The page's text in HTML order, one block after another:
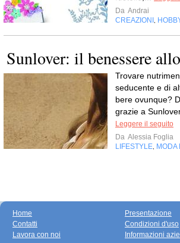
Da Andrai
CREAZIONI ,
Sunlover: il benessere
Trovare
seducente e di
bere ovunque?
grazie a
Leggere il seguito
Da Alessia Foglia
LIFESTYLE, MODA
Home
Contatti
Lavora con noi
Presentazione
Condizioni d'uso
Informazioni